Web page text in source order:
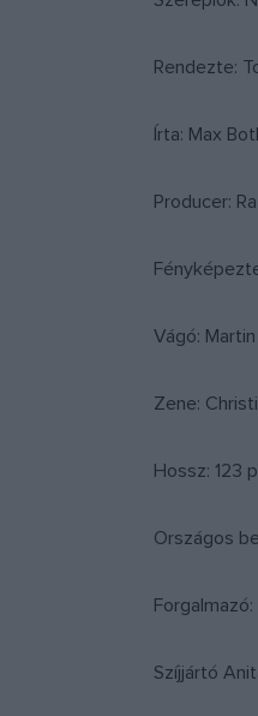
Rendezte:
Írta: Max
Producer:
Vágó:
Zene:
Hossz: 123
Országos
Forgalmazó:
Szíjjártó